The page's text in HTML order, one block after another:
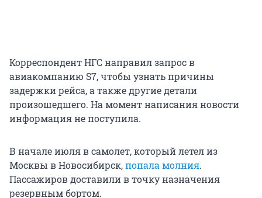
Корреспондент НГС направил запрос в
авиакомпанию S7, чтобы узнать причины
задержки рейса, а также другие детали
произошедшего. На момент написания новости
информация не поступила.
В начале июля в самолет, который летел из
Москвы в Новосибирск,попала молния.
Пассажиров доставили в точку назначения
резервным бортом.